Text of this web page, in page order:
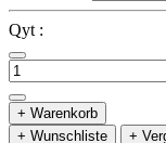
Qyt :
+ Warenkorb
+ Wunschliste
+